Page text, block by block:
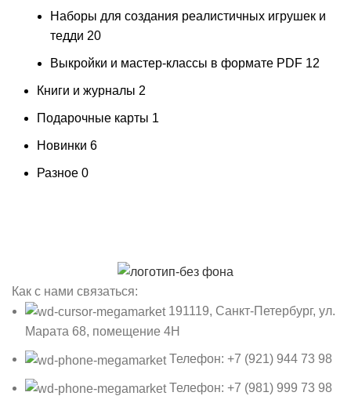
Наборы для создания реалистичных игрушек и
тедди 20
Выкройки и мастер-классы в формате PDF 12
Книги и журналы 2
Подарочные карты 1
Новинки 6
Разное 0
Как с нами связаться:
191119, Санкт-Петербург, ул.
Марата 68, помещение 4Н
Телефон: +7 (921) 944 73 98
Телефон: +7 (981) 999 73 98